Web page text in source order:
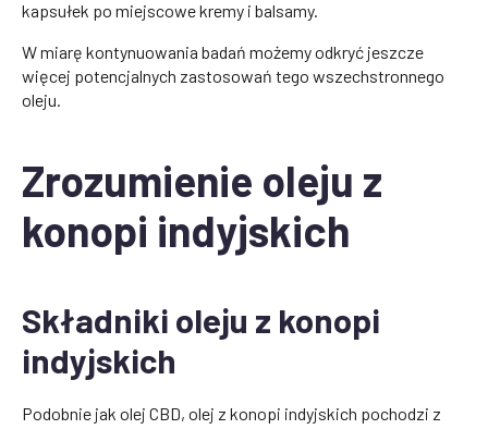
kapsułek po miejscowe kremy i balsamy.
W miarę kontynuowania badań możemy odkryć jeszcze
więcej potencjalnych zastosowań tego wszechstronnego
oleju.
Zrozumienie oleju z
konopi indyjskich
Składniki oleju z konopi
indyjskich
Podobnie jak olej CBD, olej z konopi indyjskich pochodzi z